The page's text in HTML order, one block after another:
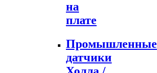
на
плате
Промышленные
датчики